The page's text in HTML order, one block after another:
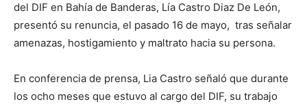
del DIF en Bahía de Banderas, Lía Castro Diaz De León,
presentó su renuncia, el pasado 16 de mayo, tras señalar
amenazas, hostigamiento y maltrato hacia su persona.
En conferencia de prensa, Lia Castro señaló que durante
los ocho meses que estuvo al cargo del DIF, su trabajo